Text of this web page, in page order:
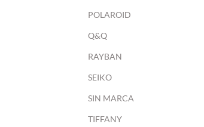
POLAROID
Q&Q
RAYBAN
SEIKO
SIN MARCA
TIFFANY